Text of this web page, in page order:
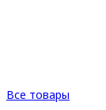
Все товары